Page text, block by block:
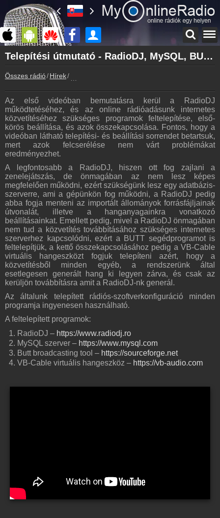
Főoldal
myonlineradio.hu
Bejelentkezés
Kapcsolat
Írj nekünk!
Partnerek
Rádiós partnerek
Rádió beágyazás
Ágyazd be weboldaladba
Online rádió készítés
Készítés lépésről lépésre
Telepítési útmutató - RadioDJ, MySQL, BUTT, Virtual Cable
Összes rádió Hírek
Az első videóban bemutatásra kerül a RadioDJ
működtetéséhez, és az online rádióadásunk internetes
közvetítéséhez szükséges programok feltelepítése, első-
körös beállítása, és azok összekapcsolása. Fontos, hogy a
videóban látható telepítési- és beállítási sorrendet betartsuk,
mert azok felcserélése nem várt problémákat
eredményezhet.
A legfontosabb a RadioDJ, hiszen ott fog zajlani a
zenelejátszás, de önmagában az nem lesz képes
megfelelően működni, ezért szükségünk lesz egy adatbázis-
szerverre, ami a gépünkön fog működni, a RadioDJ pedig
abba fogja menteni az importált állományok forrásfájljainak
útvonalát, illetve a hanganyagainkra vonatkozó
beállításainkat. Emellett pedig, mivel a RadioDJ önmagában
nem tud a közvetítés továbbításához szükséges internetes
szerverhez kapcsolódni, ezért a BUTT segédprogramot is
feltelepítjük, a kettő összekapcsolásához pedig a VB-Cable
virtuális hangeszközt fogjuk telepíteni azért, hogy a
közvetítésből minden egyéb, a rendszerünk által
esetlegesen generált hang ki legyen zárva, és csak az
kerüljön továbbításra amit a RadioDJ-nk generál.
Az általunk telepített rádiós-szoftverkonfiguráció minden
programja ingyenesen használható.
A feltelepített programok:
RadioDJ – https://www.radiodj.ro
MySQL szerver – https://www.mysql.com
Butt broadcasting tool – https://sourceforge.net
VB-Cable virtuális hangeszköz – https://vb-audio.com